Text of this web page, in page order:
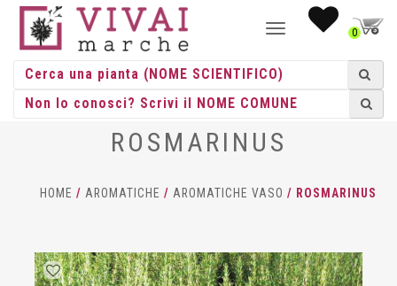
NAVIGAZIONE0
ROSMARINUS
HOME / AROMATICHE / AROMATICHE VASO / ROSMARINUS